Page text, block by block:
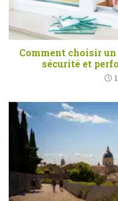
Comment choisir
sécurité et